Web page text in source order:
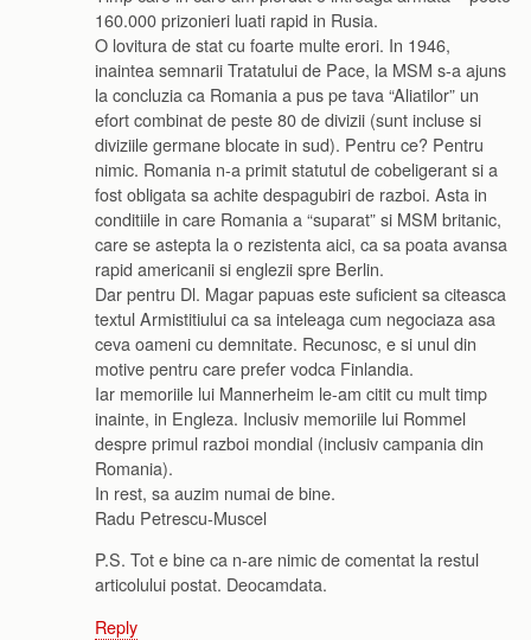
160.000 prizonieri luati rapid in Rusia.
O lovitura de stat cu foarte multe erori. In 1946,
inaintea semnarii Tratatului de Pace, la MSM s-a ajuns
la concluzia ca Romania a pus pe tava “Aliatilor” un
efort combinat de peste 80 de divizii (sunt incluse si
diviziile germane blocate in sud). Pentru ce? Pentru
nimic. Romania n-a primit statutul de cobeligerant si a
fost obligata sa achite despagubiri de razboi. Asta in
conditiile in care Romania a “suparat” si MSM britanic,
care se astepta la o rezistenta aici, ca sa poata avansa
rapid americanii si englezii spre Berlin.
Dar pentru Dl. Magar papuas este suficient sa citeasca
textul Armistitiului ca sa inteleaga cum negociaza asa
ceva oameni cu demnitate. Recunosc, e si unul din
motive pentru care prefer vodca Finlandia.
Iar memoriile lui Mannerheim le-am citit cu mult timp
inainte, in Engleza. Inclusiv memoriile lui Rommel
despre primul razboi mondial (inclusiv campania din
Romania).
In rest, sa auzim numai de bine.
Radu Petrescu-Muscel
P.S. Tot e bine ca n-are nimic de comentat la restul
articolului postat. Deocamdata.
Reply